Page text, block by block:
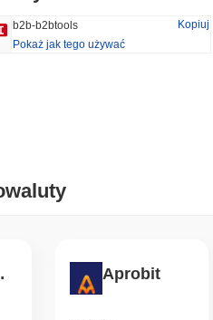
b2b-b2btools
Kopiuj
Pokaż jak tego używać
Aprobit